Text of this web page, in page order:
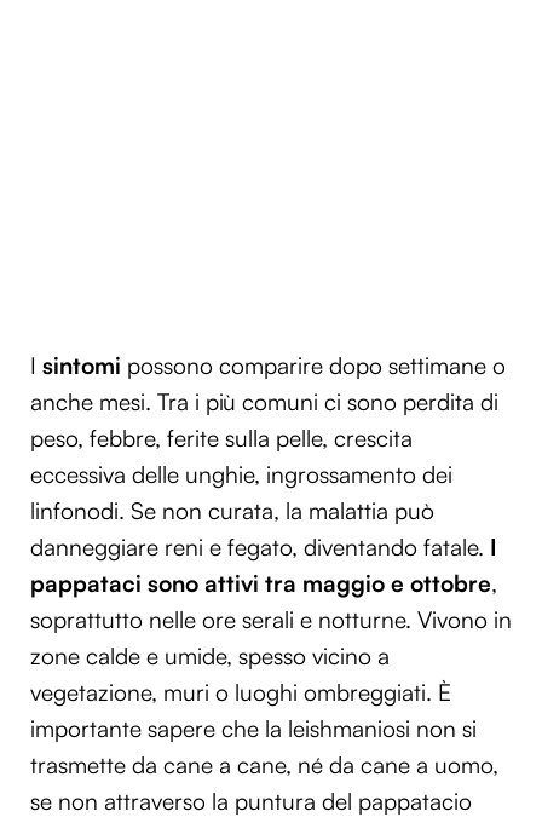
I sintomi possono comparire dopo settimane o
anche mesi. Tra i più comuni ci sono perdita di
peso, febbre, ferite sulla pelle, crescita
eccessiva delle unghie, ingrossamento dei
linfonodi. Se non curata, la malattia può
danneggiare reni e fegato, diventando fatale. I
pappataci sono attivi tra maggio e ottobre,
soprattutto nelle ore serali e notturne. Vivono in
zone calde e umide, spesso vicino a
vegetazione, muri o luoghi ombreggiati. È
importante sapere che la leishmaniosi non si
trasmette da cane a cane, né da cane a uomo,
se non attraverso la puntura del pappatacio